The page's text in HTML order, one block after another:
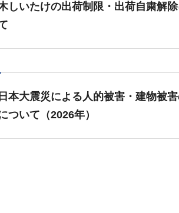
しいたけの出荷制限・出荷自粛解
本大震災による人的被害・建物被
ついて（2026年）